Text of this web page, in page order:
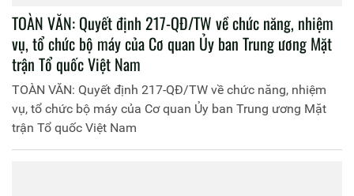
TOÀN VĂN: Quyết định 217-QĐ/TW về chức năng, nhiệm
vụ, tổ chức bộ máy của Cơ quan Ủy ban Trung ương Mặt
trận Tổ quốc Việt Nam
TOÀN VĂN: Quyết định 217-QĐ/TW về chức năng, nhiệm
vụ, tổ chức bộ máy của Cơ quan Ủy ban Trung ương Mặt
trận Tổ quốc Việt Nam